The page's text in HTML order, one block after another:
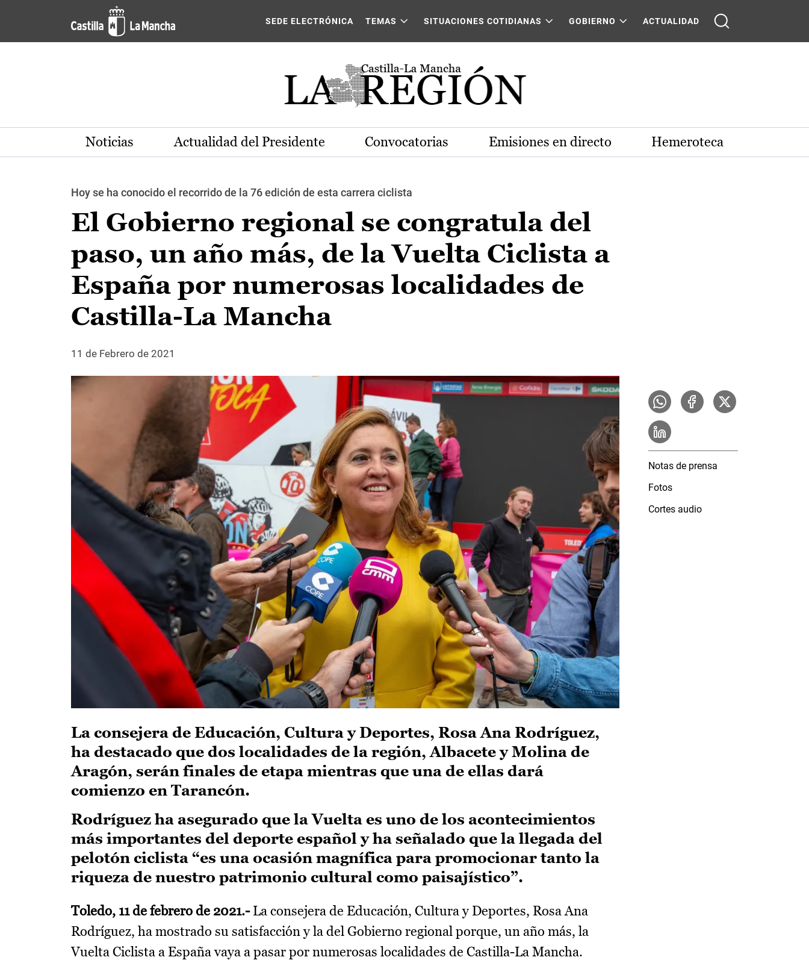
Pasar al contenido principal
SEDE ELECTRÓNICA TEMAS SITUACIONES COTIDIANAS GOBIERNO ACTUALIDAD
Noticias Actualidad del Presidente Convocatorias Emisiones en directo Hemeroteca
Hoy se ha conocido el recorrido de la 76 edición de esta carrera ciclista
El Gobierno regional se congratula del
paso, un año más, de la Vuelta Ciclista a
España por numerosas localidades de
Castilla-La Mancha
11 de Febrero de 2021
La consejera de Educación, Cultura y Deportes, Rosa Ana Rodríguez,
ha destacado que dos localidades de la región, Albacete y Molina de
Aragón, serán finales de etapa mientras que una de ellas dará
comienzo en Tarancón.
Rodríguez ha asegurado que la Vuelta es uno de los acontecimientos
más importantes del deporte español y ha señalado que la llegada del
pelotón ciclista “es una ocasión magnífica para promocionar tanto la
riqueza de nuestro patrimonio cultural como paisajístico”.
Toledo, 11 de febrero de 2021.-La consejera de Educación, Cultura y Deportes, Rosa Ana
Rodríguez, ha mostrado su satisfacción y la del Gobierno regional porque, un año más, la
Vuelta Ciclista a España vaya a pasar por numerosas localidades de Castilla-La Mancha.
Notas de prensa
Fotos
Cortes audio